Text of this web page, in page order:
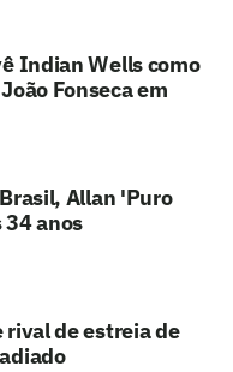
Indian Wells como
Fonseca em
Allan 'Puro
34 anos
de estreia de